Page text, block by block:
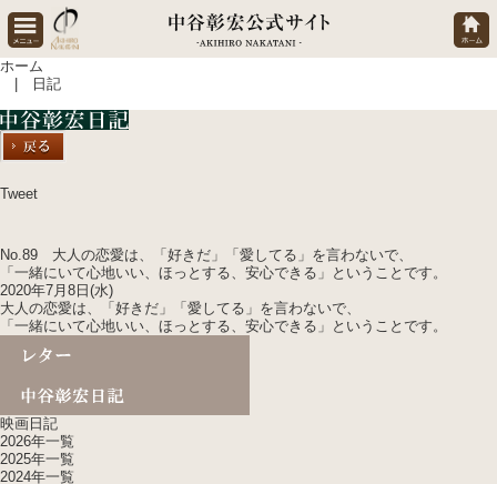
ホーム
| 日記
Tweet
No.89 大人の恋愛は、「好きだ」「愛してる」を言わないで、
「一緒にいて心地いい、ほっとする、安心できる」ということです。
2020年7月8日(水)
大人の恋愛は、「好きだ」「愛してる」を言わないで、
「一緒にいて心地いい、ほっとする、安心できる」ということです。
映画日記
2026年一覧
2025年一覧
2024年一覧